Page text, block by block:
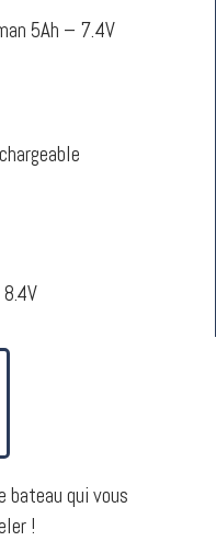
5Ah – 7.4V
bateau qui vous
!